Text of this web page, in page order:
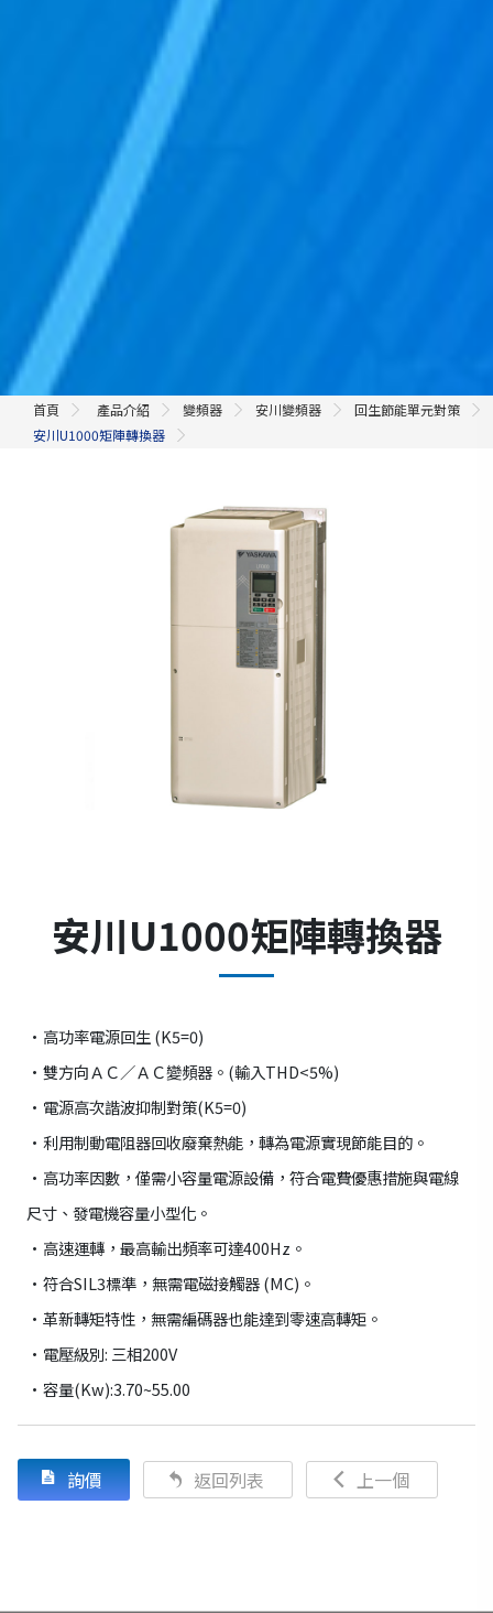
首頁 產品介紹 變頻器 安川變頻器
回生節能單元對策
安川U1000矩陣轉換器
安川U1000矩陣轉換器
•高功率電源回生 (K5=0)
•雙方向ＡＣ／ＡＣ變頻器。(輸入THD<5%)
•電源高次諧波抑制對策(K5=0)
•利用制動電阻器回收廢棄熱能，轉為電源實現節能目的。
•高功率因數，僅需小容量電源設備，符合電費優惠措施與電線
尺寸、發電機容量小型化。
•高速運轉，最高輸出頻率可達400Hz。
•符合SIL3標準，無需電磁接觸器 (MC)。
•革新轉矩特性，無需編碼器也能達到零速高轉矩。
•電壓級別: 三相200V
•容量(Kw):3.70~55.00
詢價 返回列表 上一個